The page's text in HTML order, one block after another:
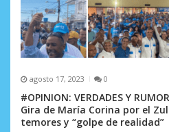
d
a
s
agosto 17, 2023 0
#OPINION: VERDADES Y
Gira de María Corina por el
temores y “golpe de realidad”